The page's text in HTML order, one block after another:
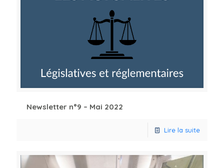
Newsletter n°9 – Mai 2022
Lire la suite